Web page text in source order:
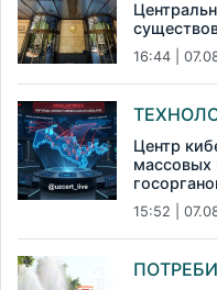
16:44 |
Центр
массовых
15:52 |